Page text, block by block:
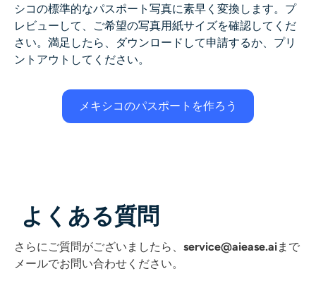
シコの標準的なパスポート写真に素早く変換します。プ
レビューして、ご希望の写真用紙サイズを確認してくだ
さい。満足したら、ダウンロードして申請するか、プリ
ントアウトしてください。
メキシコのパスポートを作ろう
よくある質問
さらにご質問がございましたら、 service@aiease.aiまで
メールでお問い合わせください。